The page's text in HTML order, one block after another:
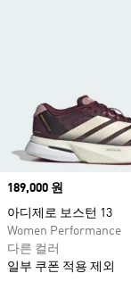
Price
189,000 원
아디제로 보스턴 13
Women Performance
다른 컬러
일부 쿠폰 적용 제외